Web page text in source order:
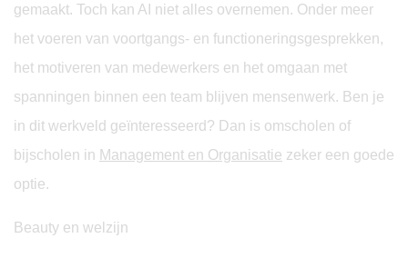
gemaakt. Toch kan AI niet alles overnemen. Onder meer
het voeren van voortgangs- en functioneringsgesprekken,
het motiveren van medewerkers en het omgaan met
spanningen binnen een team blijven mensenwerk. Ben je
in dit werkveld geïnteresseerd? Dan is omscholen of
bijscholen in Management en Organisatie zeker een goede
optie.
Beauty en welzijn